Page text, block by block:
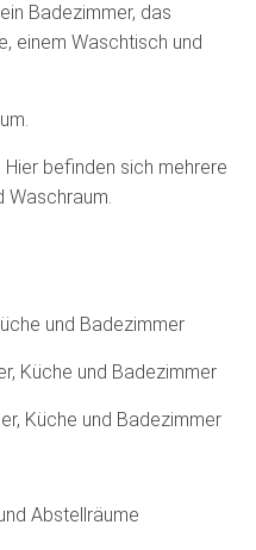
Badezimmer, das
einem Waschtisch und
befinden sich mehrere
Waschraum.
und Badezimmer
Küche und Badezimmer
Küche und Badezimmer
Abstellräume